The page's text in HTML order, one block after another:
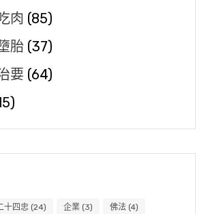
肉 (85)
胎 (37)
要 (64)
十四忠 (24) 企業 (3) 佛法 (4)